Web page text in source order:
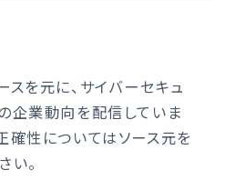
スを元に、サイバーセキュ
企業動向を配信していま
確性についてはソース元を
い。